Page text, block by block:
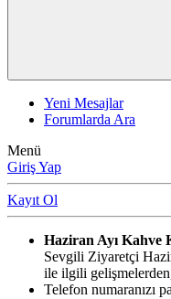
Yeni Mesajlar
Forumlarda Ara
Menü
Giriş Yap
Kayıt Ol
Haziran Ayı Kahve
Sevgili Ziyaretçi
ile ilgili
Telefon numaranızı